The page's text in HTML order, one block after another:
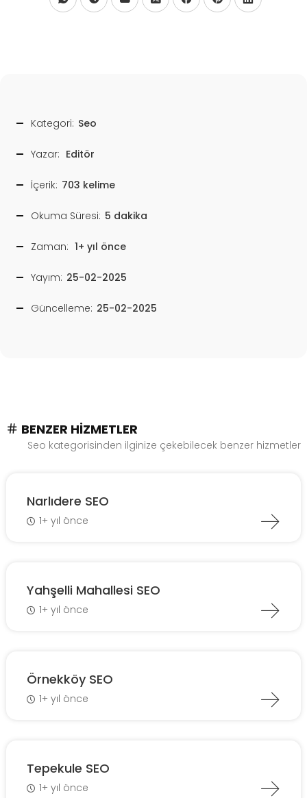
Kategori: Seo
Yazar: Editör
İçerik: 703 kelime
Okuma Süresi: 5 dakika
Zaman: 1+ yıl önce
Yayım: 25-02-2025
Güncelleme: 25-02-2025
BENZER HIZMETLER
Seo kategorisinden ilginize çekebilecek benzer hizmetler
Narlıdere SEO
1+ yıl önce
Yahşelli Mahallesi SEO
1+ yıl önce
Örnekköy SEO
1+ yıl önce
Tepekule SEO
1+ yıl önce